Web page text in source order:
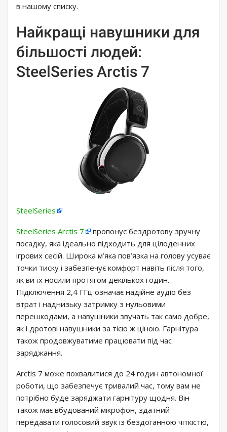
в нашому списку.
Найкращі навушники для
більшості людей:
SteelSeries Arctis 7
SteelSeries
SteelSeries Arctis 7
пропонує бездротову зручну
посадку, яка ідеально підходить для цілоденних
ігрових сесій. Широка м’яка пов’язка на голову усуває
точки тиску і забезпечує комфорт навіть після того,
як ви їх носили протягом декількох годин.
Підключення 2,4 ГГц означає надійне аудіо без
втрат і наднизьку затримку з нульовими
перешкодами, а навушники звучать так само добре,
як і дротові навушники за тією ж ціною. Гарнітура
також продовжуватиме працювати під час
заряджання.
Arctis 7 може похвалитися до 24 годин автономної
роботи, що забезпечує тривалий час, тому вам не
потрібно буде заряджати гарнітуру щодня. Він
також має вбудований мікрофон, здатний
передавати голосовий звук із бездоганною чіткістю,